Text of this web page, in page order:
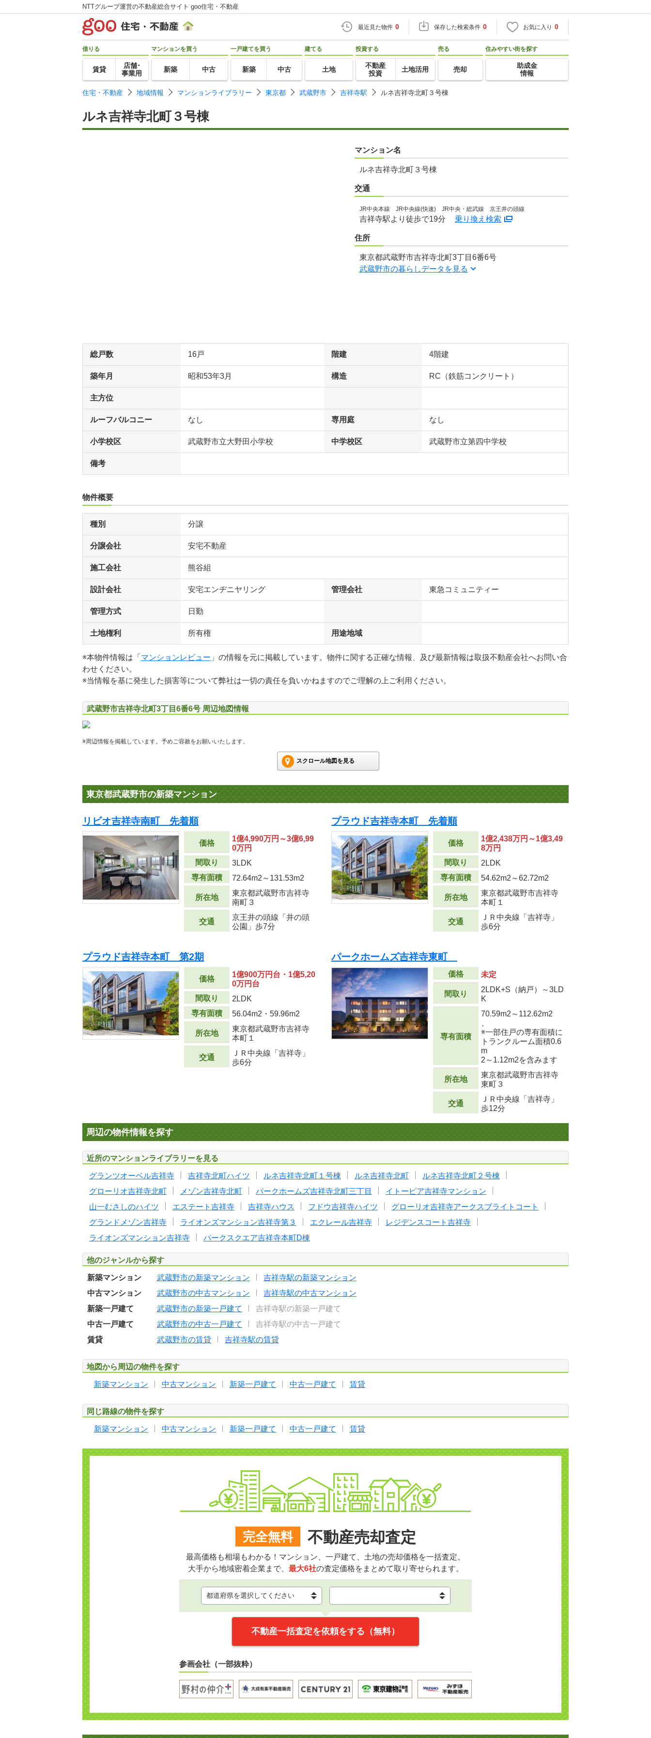
NTTグループ運営の不動産総合サイト goo住宅・不動産
最近見た物件 0 保存した検索条件 0 お気に入り 0
借りる
賃貸
店舗･
事業用
マンションを買う
新築 中古
一戸建てを買う
新築 中古
建てる
土地
投資する
不動産
投資
土地活用
売る
売却
住みやすい街を探す
助成金
情報
住宅・不動産 地域情報 マンションライブラリー 東京都 武蔵野市 吉祥寺駅 ルネ吉祥寺北町３号棟
ルネ吉祥寺北町３号棟
マンション名
ルネ吉祥寺北町３号棟
交通
JR中央本線 JR中央線(快速) JR中央・総武線 京王井の頭線
吉祥寺駅より徒歩で19分 乗り換え検索
住所
東京都武蔵野市吉祥寺北町3丁目6番6号
武蔵野市の暮らしデータを見る
総戸数 16戸 階建 4階建
築年月 昭和53年3月 構造 RC（鉄筋コンクリート）
主方位
ルーフバルコニー なし 専用庭 なし
小学校区 武蔵野市立大野田小学校 中学校区 武蔵野市立第四中学校
備考
物件概要
種別 分譲
分譲会社 安宅不動産
施工会社 熊谷組
設計会社 安宅エンヂニヤリング 管理会社 東急コミュニティー
管理方式 日勤
土地権利 所有権 用途地域
※本物件情報は「 マンションレビュー 」の情報を元に掲載しています。物件に関する正確な情報、及び最新情報は取扱不動産会社へお問い合
わせください。
※当情報を基に発生した損害等について弊社は一切の責任を負いかねますのでご理解の上ご利用ください。
武蔵野市吉祥寺北町3丁目6番6号 周辺地図情報
※周辺情報を掲載しています。予めご容赦をお願いいたします。
スクロール地図を見る
東京都武蔵野市の新築マンション
リビオ吉祥寺南町 先着順
価格
1億4,990万円～3億6,99
0万円
間取り
3LDK
専有面積
72.64m2 ～131.53m2
所在地
東京都武蔵野市吉祥寺
南町３
交通
京王井の頭線「井の頭
公園」歩7分
プラウド吉祥寺本町 先着順
価格
1億2,438万円～1億3,49
8万円
間取り
2LDK
専有面積
54.62m2 ～62.72m2
所在地
東京都武蔵野市吉祥寺
本町１
交通
ＪＲ中央線「吉祥寺」
歩6分
プラウド吉祥寺本町 第2期
価格
1億900万円台・1億5,20
0万円台
間取り
2LDK
専有面積
56.04m2 ・59.96m2
所在地
東京都武蔵野市吉祥寺
本町１
交通
ＪＲ中央線「吉祥寺」
歩6分
パークホームズ吉祥寺東町
価格 未定
間取り
2LDK+S（納戸）～3LD
K
専有面積
70.59m2 ～112.62m2
※一部住戸の専有面積に
トランクルーム面積0.6
m
2 ～1.12m2を含みます
所在地
東京都武蔵野市吉祥寺
東町３
交通
ＪＲ中央線「吉祥寺」
歩12分
周辺の物件情報を探す
近所のマンションライブラリーを見る
グランツオーベル吉祥寺 吉祥寺北町ハイツ ルネ吉祥寺北町１号棟 ルネ吉祥寺北町
ルネ吉祥寺北町２号棟
グローリオ吉祥寺北町
メゾン吉祥寺北町 パークホームズ吉祥寺北町三丁目
イトーピア吉祥寺マンション
山一むさしのハイツ
エステート吉祥寺 吉祥寺ハウス フドウ吉祥寺ハイツ
グローリオ吉祥寺アークスブライトコート
グランドメゾン吉祥寺
ライオンズマンション吉祥寺第３ エクレール吉祥寺
レジデンスコート吉祥寺
ライオンズマンション吉祥寺
パークスクエア吉祥寺本町D棟
他のジャンルから探す
新築マンション 武蔵野市の新築マンション
吉祥寺駅の新築マンション
中古マンション
武蔵野市の中古マンション
吉祥寺駅の中古マンション
新築一戸建て
武蔵野市の新築一戸建て
吉祥寺駅の新築一戸建て
中古一戸建て
武蔵野市の中古一戸建て
吉祥寺駅の中古一戸建て
賃貸
武蔵野市の賃貸 吉祥寺駅の賃貸
地図から周辺の物件を探す
新築マンション 中古マンション 新築一戸建て 中古一戸建て 賃貸
同じ路線の物件を探す
新築マンション 中古マンション 新築一戸建て 中古一戸建て 賃貸
完全無料 不動産売却査定
最高価格も相場もわかる！マンション、一戸建て、土地の売却価格を一括査定。
大手から地域密着企業まで、 最大6社の査定価格をまとめて取り寄せられます。
不動産一括査定を依頼をする（無料）
参画会社（一部抜粋）